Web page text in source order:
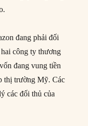
đang phải đối
công ty thương
đang vung tiền
thị trường Mỹ. Các
các đối thủ của